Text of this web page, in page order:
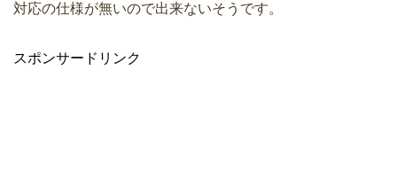
対応の仕様が無いので出来ないそうです。
スポンサードリンク